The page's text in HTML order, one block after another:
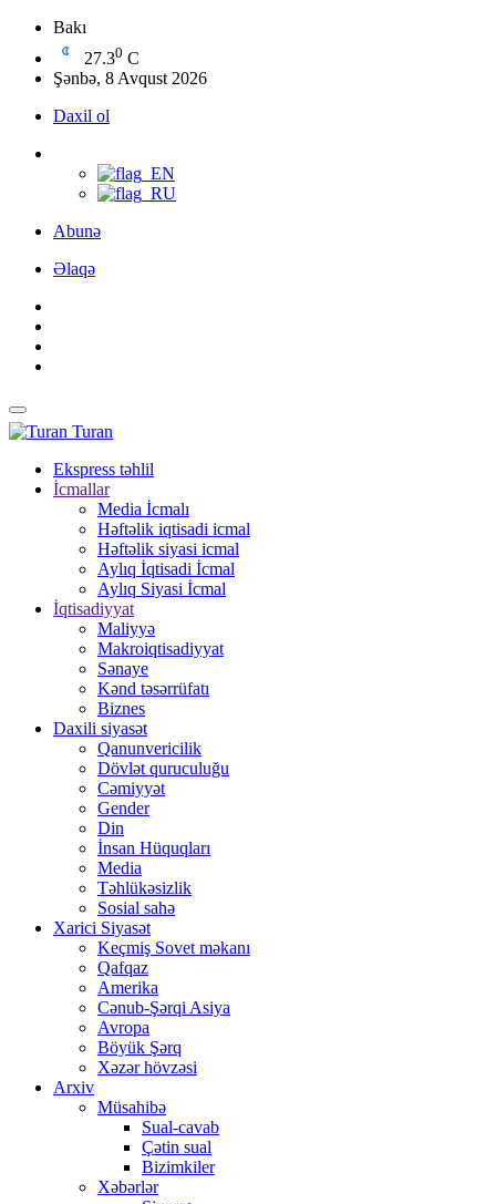
Bakı
27.30 C
Şənbə, 8 Avqust 2026
Daxil ol
Abunə
Əlaqə
Turan
Ekspress təhlil
İcmallar
Media İcmalı
Həftəlik iqtisadi icmal
Həftəlik siyasi icmal
Aylıq İqtisadi İcmal
Aylıq Siyasi İcmal
İqtisadiyyat
Maliyyə
Makroiqtisadiyyat
Sənaye
Kənd təsərrüfatı
Biznes
Daxili siyasət
Qanunvericilik
Dövlət quruculuğu
Cəmiyyət
Gender
Din
İnsan Hüquqları
Media
Təhlükəsizlik
Sosial sahə
Xarici Siyasət
Keçmiş Sovet məkanı
Qafqaz
Amerika
Cənub-Şərqi Asiya
Avropa
Böyük Şərq
Xəzər hövzəsi
Arxiv
Müsahibə
Sual-cavab
Çətin sual
Bizimkiler
Xəbərlər